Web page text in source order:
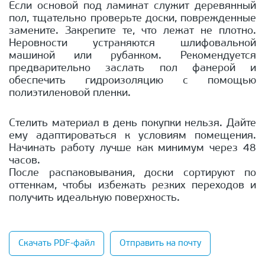
Если основой под ламинат служит деревянный
пол, тщательно проверьте доски, поврежденные
замените. Закрепите те, что лежат не плотно.
Неровности устраняются шлифовальной
машиной или рубанком. Рекомендуется
предварительно заслать пол фанерой и
обеспечить гидроизоляцию с помощью
полиэтиленовой пленки.
Стелить материал в день покупки нельзя. Дайте
ему адаптироваться к условиям помещения.
Начинать работу лучше как минимум через 48
часов.
После распаковывания, доски сортируют по
оттенкам, чтобы избежать резких переходов и
получить идеальную поверхность.
Скачать PDF-файл Отправить на почту